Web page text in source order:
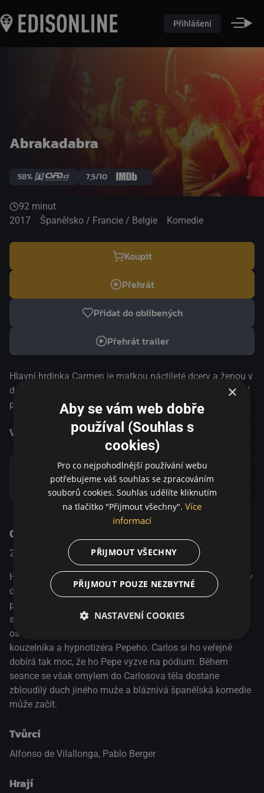
Přihlášení
Abrakadabra
58% 7,5/10
92 minut
2017
Španělsko / Francie / Belgie Komedie
Koupit
Přehrát
Přidat do oblíbených
Přehrát trailer
Hlavní hrdinka Carmen je matkou náctileté dcery a ženou v
domácnosti. Její manžel Carlos pracuje na stavbě, má rád
pivo a je zarytým fanouškem fotbalu. Pár je pozván na
svatbu, kde Carlos svým obhroublým chováním způsobí
ostudu. Během večera je na programu vystoupení
kouzelníka a hypnotizéra Pepeho. Carlos si ho veřejně
dobírá tak moc, že ho Pepe vyzve na pódium. Během
seance se však omylem do Carlosova těla dostane
zbloudilý duch jiného muže a bláznivá španělská komedie
Více informací
O pořadu
2017 Španělsko / Francie / Belgie Komedie
Hlavní hrdinka Carmen je matkou náctileté dcery a ženou v
domácnosti. Její manžel Carlos pracuje na stavbě, má rád
pivo a je zarytým fanouškem fotbalu. Pár je pozván na
svatbu, kde Carlos svým obhroublým chováním způsobí
ostudu. Během večera je na programu vystoupení
kouzelníka a hypnotizéra Pepeho. Carlos si ho veřejně
dobírá tak moc, že ho Pepe vyzve na pódium. Během
seance se však omylem do Carlosova těla dostane
zbloudilý duch jiného muže a bláznivá španělská komedie
může začít.
Tvůrci
Alfonso de Vilallonga, Pablo Berger
Hrají
×
Aby se vám web dobře
používal (Souhlas s
cookies)
Pro co nejpohodlnější používání webu
potřebujeme váš souhlas se zpracováním
souborů cookies. Souhlas udělíte kliknutím
na tlačítko "Přijmout všechny". Více
informací
PŘIJMOUT VŠECHNY
PŘIJMOUT POUZE NEZBYTNÉ
NASTAVENÍ COOKIES